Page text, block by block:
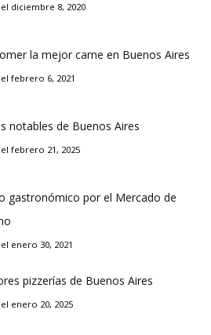
diciembre 8, 2020
la mejor carne en Buenos Aires
febrero 6, 2021
notables de Buenos Aires
febrero 21, 2025
gastronómico por el Mercado de
enero 30, 2021
pizzerías de Buenos Aires
enero 20, 2025